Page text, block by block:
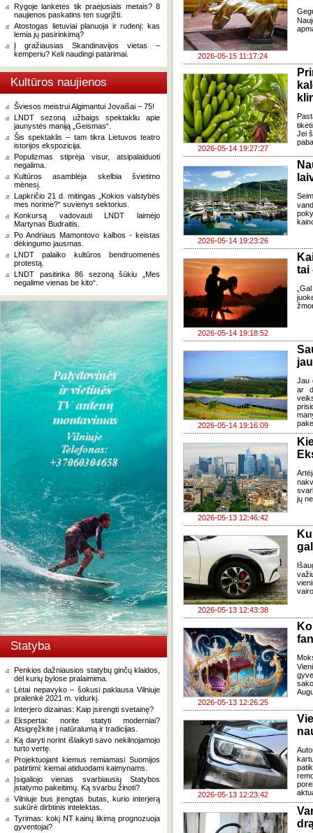
Rygoje lankėtės tik praėjusiais metais? 8
naujienos paskatins ten sugrįžti.
Atostogas lietuviai planuoja ir rudenį: kas
lemia jų pasirinkimą?
Į gražiausias Skandinavijos vietas –
kemperiu? Keli naudingi patarimai.
Kultūros naujienos
Šviesos meistrui Algimantui Jovaišai – 75!
LNDT sezoną užbaigs spektakliu apie
jaunystės maniją „Geismas“.
Šis spektaklis – tam tikra Lietuvos teatro
istorijos ekspozicija.
Populizmas stiprėja visur, atsipalaiduoti
negalima.
Kultūros asamblėja skelbia švietimo
mėnesį.
Lapkričio 21 d. mitingas „Kokios valstybės
mes norime?“ suvienys sektorius.
Konkursą vadovauti LNDT laimėjo
Martynas Budraitis.
Po Andriaus Mamontovo kalbos - keistas
dėkingumo jausmas.
LNDT palaiko kultūros bendruomenės
protestą.
LNDT pasitinka 86 sezoną šūkiu „Mes
negalime vienas be kito“.
Statyba
Penkios dažniausios statybų ginčų klaidos,
dėl kurių bylose pralaimima.
Lėtai nepavyko – šokusi paklausa Vilniuje
pralenkė 2021 m. vidurkį.
Interjero dizainas: Kaip įsirengti svetainę?
Ekspertai: norite statyti moderniai?
Atsigręžkite į natūralumą ir tradicijas.
Ką daryti norint išlaikyti savo nekilnojamojo
turto vertę.
Projektuojant kiemus remiamasi Suomijos
patirtimi: kiemai atiduodami kaimynams.
Įsigaliojo vienas svarbiausių Statybos
įstatymo pakeitimų. Ką svarbu žinoti?
Vilniuje bus įrengtas butas, kurio interjerą
sukūrė dirbtinis intelektas.
Tyrimas: kokį NT kainų likimą prognozuoja
gyventojai?
2026-05-15 11:17:24
2026-05-14 19:27:27
Jei
2026-05-14 19:23:26
2026-05-14 19:18:52
tai
2026-05-14 19:16:09
Jau
ar
2026-05-13 12:46:42
jų
2026-05-13 12:43:38
2026-05-13 12:26:25
2026-05-13 12:23:42